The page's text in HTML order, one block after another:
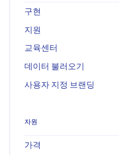
구현
지원
교육센터
데이터 불러오기
사용자 지정 브랜딩
자원
가격